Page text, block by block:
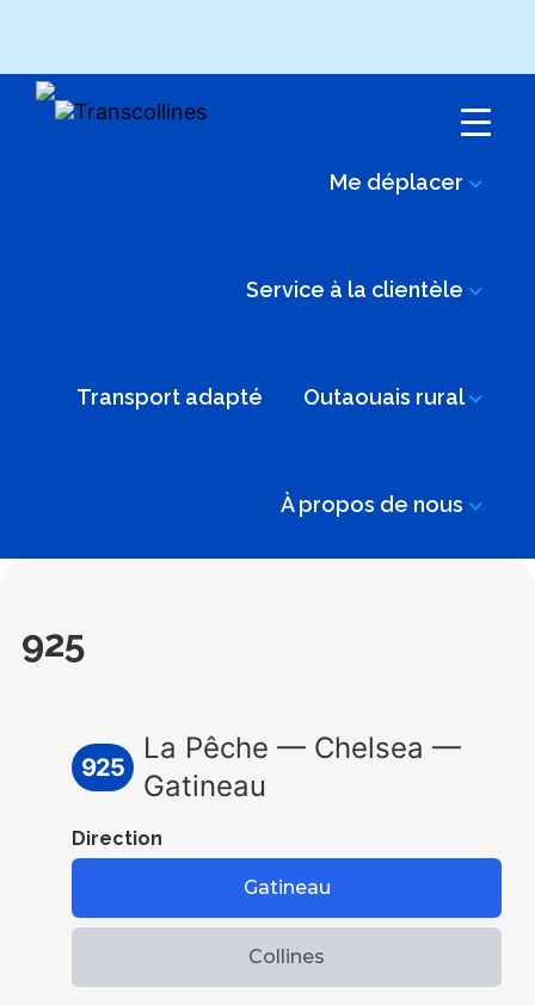
Menu
Me déplacer
Service à la clientèle
Transport adapté Outaouais rural
À propos de nous
925
925
La Pêche — Chelsea —
Gatineau
Direction
Gatineau
Collines